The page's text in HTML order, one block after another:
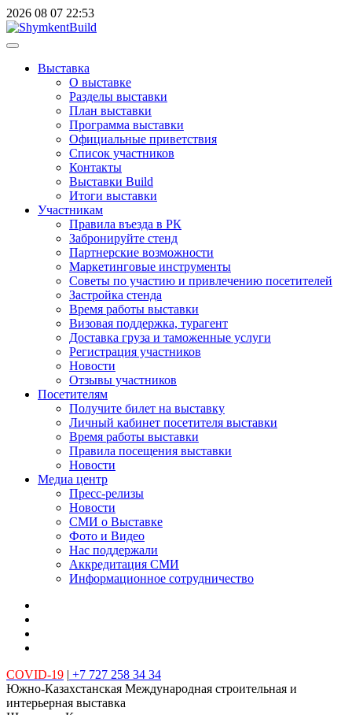
2026 08 07 22:53
Выставка
О выставке
Разделы выставки
План выставки
Программа выставки
Официальные приветствия
Cписок участников
Контакты
Выставки Build
Итоги выставки
Участникам
Правила въезда в РК
Забронируйте стенд
Партнерские возможности
Маркетинговые инструменты
Советы по участию и привлечению посетителей
Застройка стенда
Время работы выставки
Визовая поддержка, турагент
Доставка груза и таможенные услуги
Регистрация участников
Новости
Отзывы участников
Посетителям
Получите билет на выставку
Личный кабинет посетителя выставки
Время работы выставки
Правила посещения выставки
Новости
Медиа центр
Пресс-релизы
Новости
СМИ о Выставке
Фото и Видео
Нас поддержали
Аккредитация СМИ
Информационное сотрудничество
COVID-19 | +7 727 258 34 34
Южно-Казахстанская Международная строительная и
интерьерная выставка